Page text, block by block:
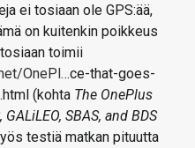
ei tosiaan ole GPS:ää,
on kuitenkin poikkeus
toimii
OnePl…ce-that-goes-
(kohta The OnePlus
SBAS, and BDS
testiä matkan pituutta